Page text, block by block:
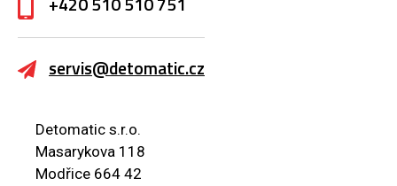
servis@detomatic.cz
Detomatic s.r.o.
Masarykova 118
Modřice 664 42